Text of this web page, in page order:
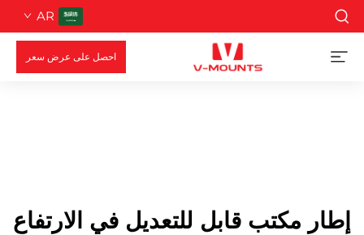
AR
احصل على عرض سعر
إطار مكتب قابل للتعديل في الارتفاع